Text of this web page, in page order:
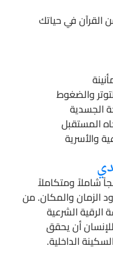
القرآن في حياتك
والضغوط
الجسدية
المستقبل
والأسرية
شاملاً ومتكاملاً
الزمان والمكان. من
الرقية الشرعية
أن يحقق
الداخلية.